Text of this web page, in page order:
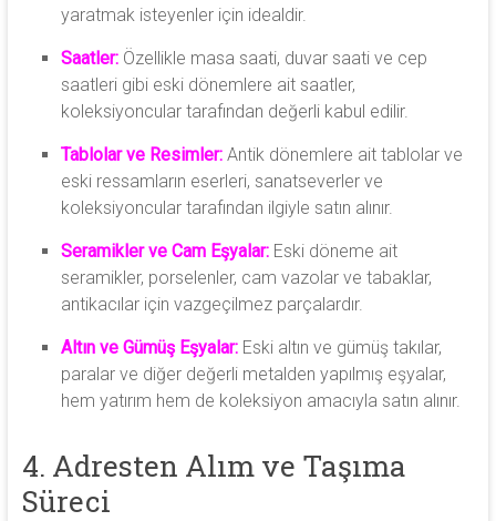
yaratmak isteyenler için idealdir.
Saatler:Özellikle masa saati, duvar saati ve cep
saatleri gibi eski dönemlere ait saatler,
koleksiyoncular tarafından değerli kabul edilir.
Tablolar ve Resimler:Antik dönemlere ait tablolar ve
eski ressamların eserleri, sanatseverler ve
koleksiyoncular tarafından ilgiyle satın alınır.
Seramikler ve Cam Eşyalar:Eski döneme ait
seramikler, porselenler, cam vazolar ve tabaklar,
antikacılar için vazgeçilmez parçalardır.
Altın ve Gümüş Eşyalar:Eski altın ve gümüş takılar,
paralar ve diğer değerli metalden yapılmış eşyalar,
hem yatırım hem de koleksiyon amacıyla satın alınır.
4. Adresten Alım ve Taşıma
Süreci